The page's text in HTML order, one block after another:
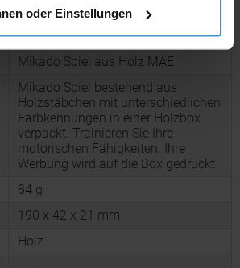
oder Einstellungen
zu diesem Werbeartikel
MCM5098013
Mikado Spiel aus Holz MAE
Mikado Spiel bestehend aus
Holzstäbchen mit unterschiedlichen
Farbkennungen in einer Holzbox
verpackt. Trainieren Sie Ihre
motorischen Fähigkeiten. Ihre
Werbung wird auf die Box gedruckt.
84 g
190 x 42 x 21 mm
Holz